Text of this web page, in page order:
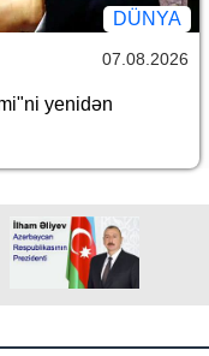
DÜNYA
07.08.2026
yenidən